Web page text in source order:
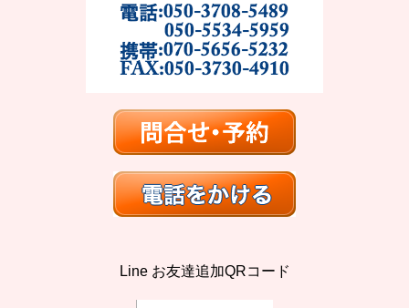
Line お友達追加QRコード